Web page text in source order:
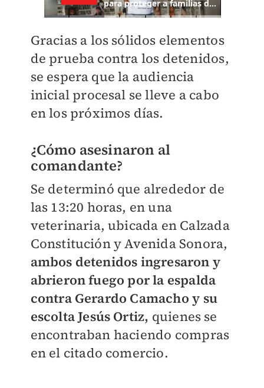
Gracias a los sólidos elementos
de prueba contra los detenidos,
se espera que la audiencia
inicial procesal se lleve a cabo
en los próximos días.
¿Cómo asesinaron al
comandante?
Se determinó que alrededor de
las 13:20 horas, en una
veterinaria, ubicada en Calzada
Constitución y Avenida Sonora,
ambos detenidos ingresaron y
abrieron fuego por la espalda
contra Gerardo Camacho y su
escolta Jesús Ortiz, quienes se
encontraban haciendo compras
en el citado comercio.